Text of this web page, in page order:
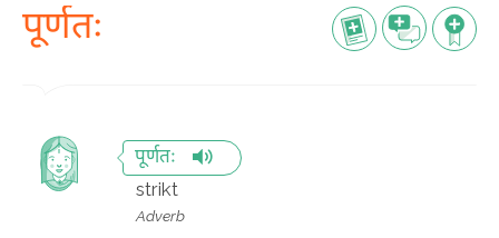
पूर्णतः
पूर्णतः
strikt
Adverb